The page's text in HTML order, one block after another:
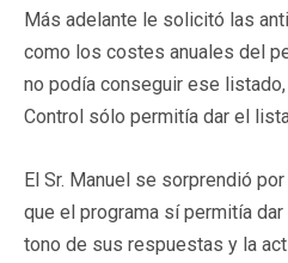
Más adelante le solicitó las
como los costes anuales del
no podía conseguir ese
Control sólo permitía dar el
El Sr. Manuel se sorprendió
que el programa sí permitía
tono de sus respuestas y la